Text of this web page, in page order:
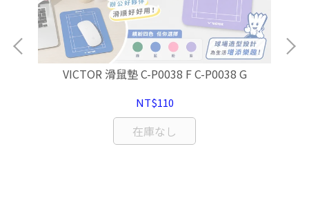
VICTOR 滑鼠墊 C-P0038 F C-P0038 G
NT$110
在庫なし